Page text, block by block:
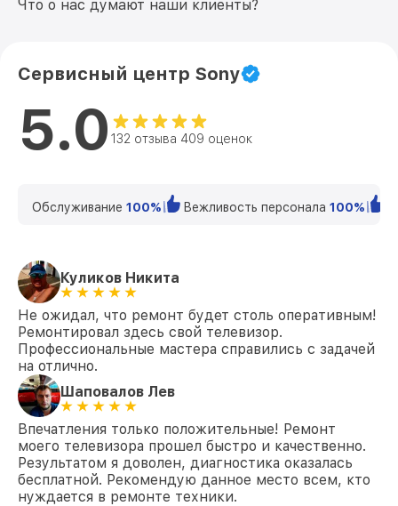
Sony
Sony
Замена шлейфа матрицы KDL-49WF804
Замена корпуса KDL-49WF804 Sony
Что о нас думают наши клиенты?
Сервисный центр Sony
5.0 132 отзыва 409 оценок
Обслуживание 100% Вежливость персонала 100%
Куликов Никита
Не ожидал, что ремонт будет столь оперативным!
Ремонтировал здесь свой телевизор.
Профессиональные мастера справились с задачей
на отлично.
Шаповалов Лев
Впечатления только положительные! Ремонт
моего телевизора прошел быстро и качественно.
Результатом я доволен, диагностика оказалась
бесплатной. Рекомендую данное место всем, кто
нуждается в ремонте техники.